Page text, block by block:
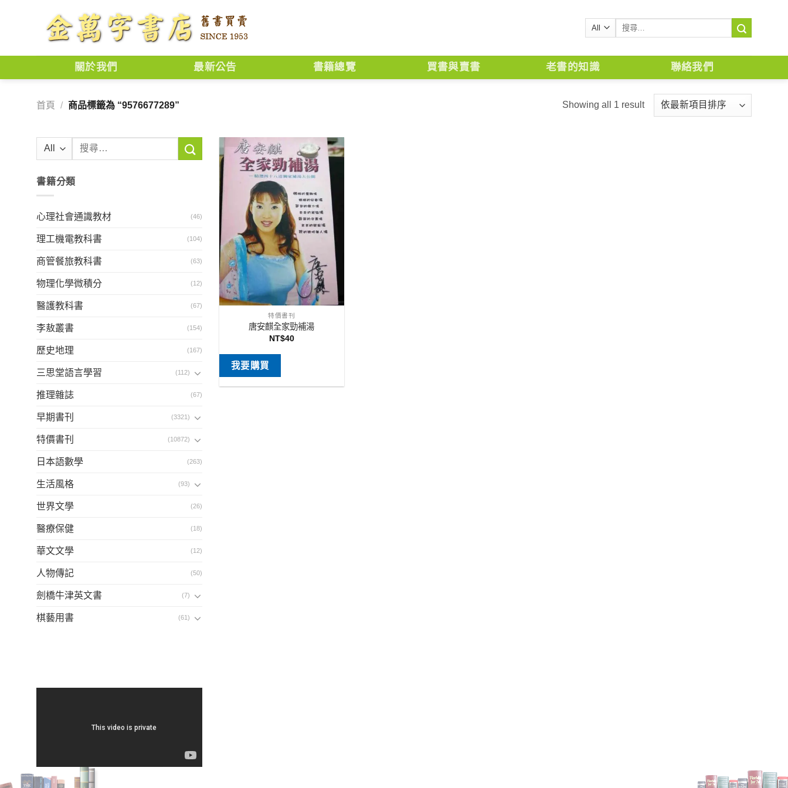
搜
鍵
關於我們 最新公告 書籍總覽 買書與賣書 老書的知識 聯絡我們
首頁 / 商品標籤為 “9576677289” Showing all 1 result
搜
鍵
書籍分類
心理社會通識教材 (46)
理工機電教科書 (104)
商管餐旅教科書 (63)
物理化學微積分 (12)
醫護教科書 (67)
李敖叢書 (154)
歷史地理 (167)
三思堂語言學習 (112)
推理雜誌 (67)
早期書刊 (3321)
特價書刊 (10872)
日本語數學 (263)
生活風格 (93)
世界文學 (26)
醫療保健 (18)
華文文學 (12)
人物傳記 (50)
劍橋牛津英文書 (7)
棋藝用書 (61)
特價書刊
唐安麒全家勁補湯
NT$40
我要購買